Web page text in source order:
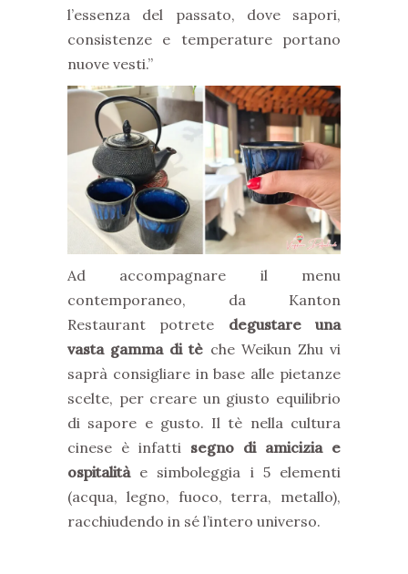
l’essenza del passato, dove sapori,
consistenze e temperature portano
nuove vesti.”
Ad accompagnare il menu
contemporaneo, da Kanton
Restaurant potrete degustare una
vasta gamma di tè che Weikun Zhu vi
saprà consigliare in base alle pietanze
scelte, per creare un giusto equilibrio
di sapore e gusto. Il tè nella cultura
cinese è infatti segno di amicizia e
ospitalitàe simboleggia i 5 elementi
(acqua, legno, fuoco, terra, metallo),
racchiudendo in sé l’intero universo.